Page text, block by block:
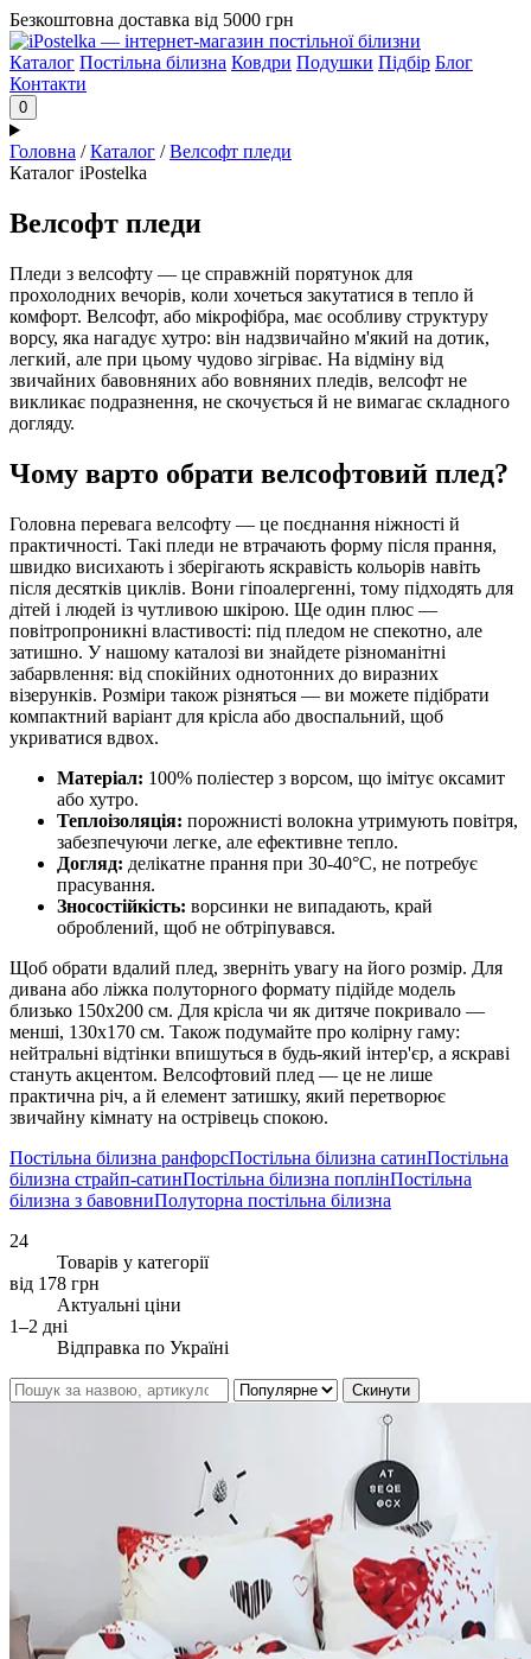
Безкоштовна доставка від 5000 грн
Каталог Постільна білизна Ковдри Подушки Підбір Блог
Контакти
0
Головна /Каталог /Велсофт пледи
Каталог iPostelka
Велсофт пледи
Пледи з велсофту — це справжній порятунок для
прохолодних вечорів, коли хочеться закутатися в тепло й
комфорт. Велсофт, або мікрофібра, має особливу структуру
ворсу, яка нагадує хутро: він надзвичайно м'який на дотик,
легкий, але при цьому чудово зігріває. На відміну від
звичайних бавовняних або вовняних пледів, велсофт не
викликає подразнення, не скочується й не вимагає складного
догляду.
Чому варто обрати велсофтовий плед?
Головна перевага велсофту — це поєднання ніжності й
практичності. Такі пледи не втрачають форму після прання,
швидко висихають і зберігають яскравість кольорів навіть
після десятків циклів. Вони гіпоалергенні, тому підходять для
дітей і людей із чутливою шкірою. Ще один плюс —
повітропроникні властивості: під пледом не спекотно, але
затишно. У нашому каталозі ви знайдете різноманітні
забарвлення: від спокійних однотонних до виразних
візерунків. Розміри також різняться — ви можете підібрати
компактний варіант для крісла або двоспальний, щоб
укриватися вдвох.
Матеріал: 100% поліестер з ворсом, що імітує оксамит
або хутро.
Теплоізоляція: порожнисті волокна утримують повітря,
забезпечуючи легке, але ефективне тепло.
Догляд: делікатне прання при 30-40°C, не потребує
прасування.
Зносостійкість: ворсинки не випадають, край
оброблений, щоб не обтріпувався.
Щоб обрати вдалий плед, зверніть увагу на його розмір. Для
дивана або ліжка полуторного формату підійде модель
близько 150х200 см. Для крісла чи як дитяче покривало —
менші, 130х170 см. Також подумайте про колірну гаму:
нейтральні відтінки впишуться в будь-який інтер'єр, а яскраві
стануть акцентом. Велсофтовий плед — це не лише
практична річ, а й елемент затишку, який перетворює
звичайну кімнату на острівець спокою.
Постільна білизна ранфорсПостільна білизна сатинПостільна
білизна страйп-сатинПостільна білизна поплінПостільна
білизна з бавовниПолуторна постільна білизна
24
Товарів у категорії
від 178 грн
Актуальні ціни
1–2 дні
Відправка по Україні
Скинути